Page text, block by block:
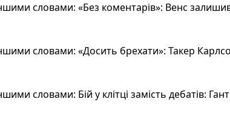
словами: «Без коментарів»: Венс
словами: «Досить брехати»: Такер
словами: Бій у клітці замість дебатів: